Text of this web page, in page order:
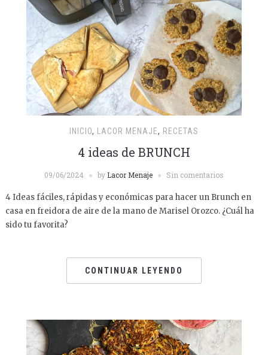
INICIO, LACOR MENAJE, RECETAS
4 ideas de BRUNCH
09/06/2024 by Lacor Menaje Sin comentarios
4 Ideas fáciles, rápidas y económicas para hacer un Brunch en
casa en freidora de aire de la mano de Marisel Orozco. ¿Cuál ha
sido tu favorita?
CONTINUAR LEYENDO